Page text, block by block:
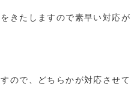
きたしますので素早い対応が
ので、どちらかが対応させて